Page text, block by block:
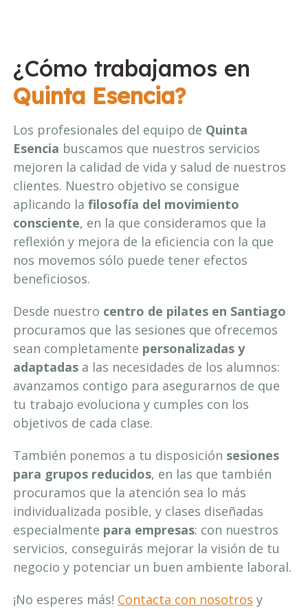
¿Cómo trabajamos en
Quinta Esencia?
Los profesionales del equipo de Quinta
Esencia buscamos que nuestros servicios
mejoren la calidad de vida y salud de nuestros
clientes. Nuestro objetivo se consigue
aplicando la filosofía del movimiento
consciente, en la que consideramos que la
reflexión y mejora de la eficiencia con la que
nos movemos sólo puede tener efectos
beneficiosos.
Desde nuestro centro de pilates en Santiago
procuramos que las sesiones que ofrecemos
sean completamente personalizadas y
adaptadasa las necesidades de los alumnos:
avanzamos contigo para asegurarnos de que
tu trabajo evoluciona y cumples con los
objetivos de cada clase.
También ponemos a tu disposición sesiones
para grupos reducidos, en las que también
procuramos que la atención sea lo más
individualizada posible, y clases diseñadas
especialmente para empresas: con nuestros
servicios, conseguirás mejorar la visión de tu
negocio y potenciar un buen ambiente laboral.
¡No esperes más! Contacta con nosotros y